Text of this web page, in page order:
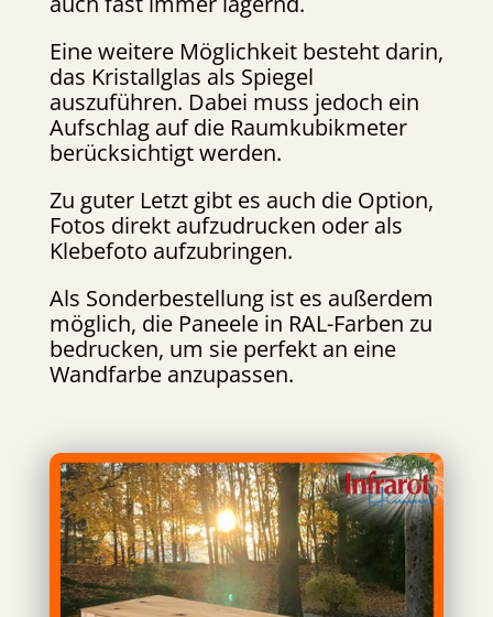
Eine weitere Möglichkeit besteht darin,
das Kristallglas als Spiegel
auszuführen. Dabei muss jedoch ein
Aufschlag auf die Raumkubikmeter
berücksichtigt werden.
Zu guter Letzt gibt es auch die Option,
Fotos direkt aufzudrucken oder als
Klebefoto aufzubringen.
Als Sonderbestellung ist es außerdem
möglich, die Paneele in RAL-Farben zu
bedrucken, um sie perfekt an eine
Wandfarbe anzupassen.